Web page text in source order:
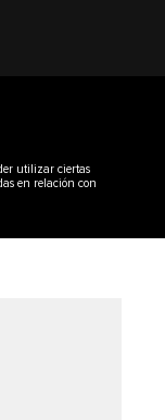
utilizar ciertas
en relación con